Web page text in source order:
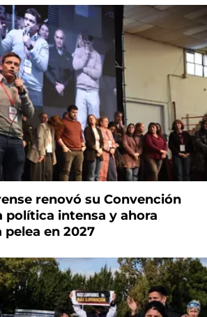
renovó su Convención
política intensa y ahora
en 2027